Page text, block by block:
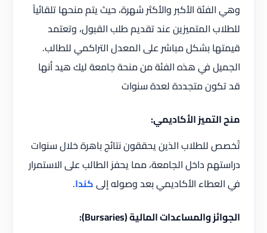
وهي الفئة الأكبر والأكثر شهرة، حيث يتم منحها تلقائياً
للطلاب المتميزين عند تقديم طلب القبول، وتعتمد
قيمتها بشكل مباشر على المعدل التراكمي للطالب.
الجميل في هذه الفئة من منحة جامعة ليك هيد أنها
قد تكون متجددة لعدة سنوات
منح التميز الأكاديمي:
تُخصص للطلاب الذين يحققون نتائج باهرة خلال سنوات
دراستهم داخل الجامعة، مما يحفز الطالب على الاستمرار
في العطاء الأكاديمي بعد وصوله إلىكندا.
الجوائز والمساعدات المالية (Bursaries):